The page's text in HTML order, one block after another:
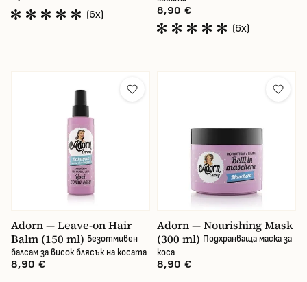
(6x)
8,90 €
(6x)
Adorn — Leave-on Hair
Balm (150 ml) Безотмивен
балсам за висок блясък на косата
8,90 €
Adorn — Nourishing Mask
(300 ml) Подхранваща маска за
коса
8,90 €